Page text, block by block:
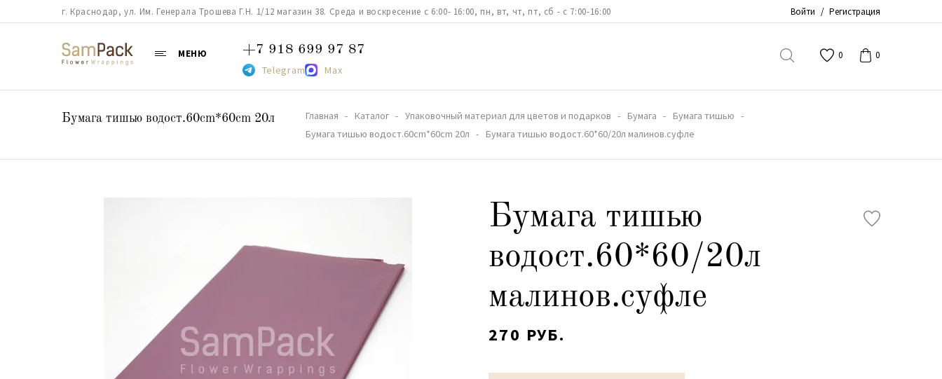
г. Краснодар, ул. Им. Генерала Трошева Г.Н. 1/12 магазин 38. Среда и воскресение с 6:00- 16:00, пн, вт, чт, пт, сб - с 7:00-16:00 Войти / Регистрация
МЕНЮ +7 918 699 97 87
Telegram Max
0 0
Бумага тишью водост.60cm*60cm 20л Главная Каталог Упаковочный материал для цветов и подарков Бумага
Бумага тишью
Бумага тишью водост.60cm*60cm 20л
Бумага тишью водост.60*60/20л малинов.суфле
Бумага тишью
водост.60*60/20л
малинов.суфле
270 РУБ.